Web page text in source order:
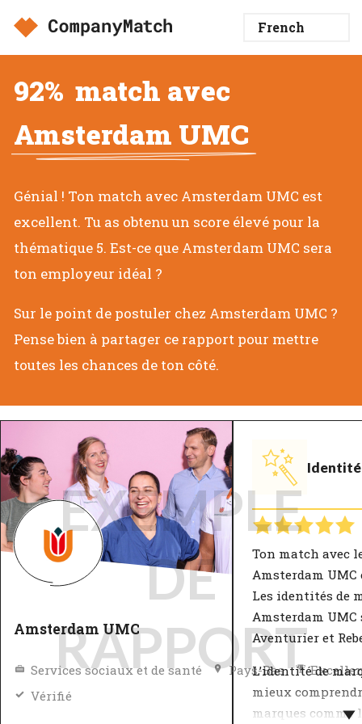
92% match avec
Amsterdam UMC
Génial ! Ton match avec Amsterdam UMC est
excellent. Tu as obtenu un score élevé pour la
thématique 5. Est-ce que Amsterdam UMC sera
ton employeur idéal ?
Sur le point de postuler chez Amsterdam UMC ?
Pense bien à partager ce rapport pour mettre
toutes les chances de ton côté.
Amsterdam UMC
Services sociaux et de santé Pays-Bas
Vérifié
Identité
Ton match avec
Amsterdam
Les identités de
Amsterdam UMC
Aventurier et
L’identité de
mieux
marques comme
EXEMPLE
DE
RAPPORT